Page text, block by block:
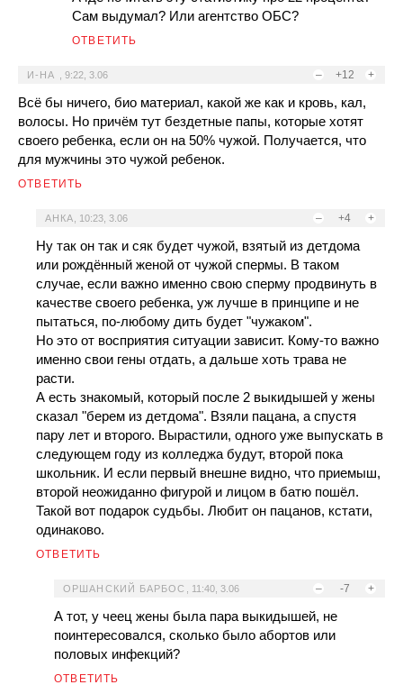
Сам выдумал? Или агентство ОБС?
ОТВЕТИТЬ
– +12 +
И-НА 9:22, 3.06
Всё бы ничего, био материал, какой же как и кровь, кал,
волосы. Но причём тут бездетные папы, которые хотят
своего ребенка, если он на 50% чужой. Получается, что
для мужчины это чужой ребенок.
ОТВЕТИТЬ
– +4 +
АНКА 10:23, 3.06
Ну так он так и сяк будет чужой, взятый из детдома
или рождённый женой от чужой спермы. В таком
случае, если важно именно свою сперму продвинуть в
качестве своего ребенка, уж лучше в принципе и не
пытаться, по-любому дить будет "чужаком".
Но это от восприятия ситуации зависит. Кому-то важно
именно свои гены отдать, а дальше хоть трава не
расти.
А есть знакомый, который после 2 выкидышей у жены
сказал "берем из детдома". Взяли пацана, а спустя
пару лет и второго. Вырастили, одного уже выпускать в
следующем году из колледжа будут, второй пока
школьник. И если первый внешне видно, что приемыш,
второй неожиданно фигурой и лицом в батю пошёл.
Такой вот подарок судьбы. Любит он пацанов, кстати,
одинаково.
ОТВЕТИТЬ
– -7 +
ОРШАНСКИЙ БАРБОС 11:40, 3.06
А тот, у чеец жены была пара выкидышей, не
поинтересовался, сколько было абортов или
половых инфекций?
ОТВЕТИТЬ